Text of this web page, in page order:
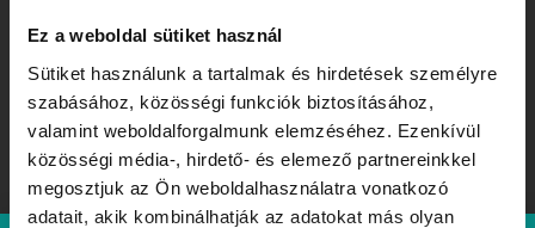
Ez a weboldal sütiket használ
Sütiket használunk a tartalmak és hirdetések személyre
szabásához, közösségi funkciók biztosításához,
valamint weboldalforgalmunk elemzéséhez. Ezenkívül
közösségi média-, hirdető- és elemező partnereinkkel
megosztjuk az Ön weboldalhasználatra vonatkozó
adatait, akik kombinálhatják az adatokat más olyan